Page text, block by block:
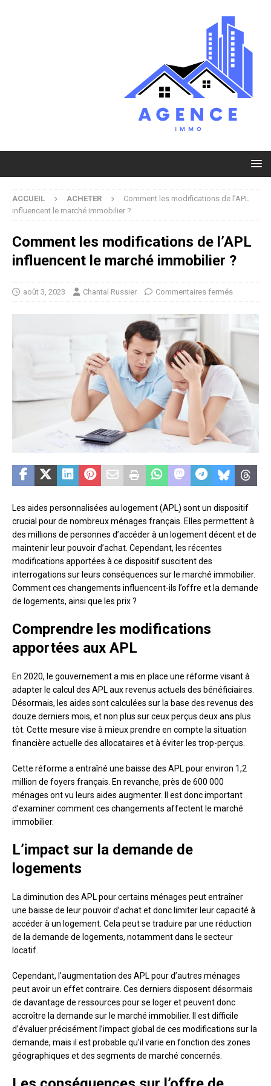
ACCUEIL ACHETER
Comment les modifications de l’APL
influencent le marché immobilier ?
Comment les modifications de l’APL
influencent le marché immobilier ?
août 3, 2023 Chantal Russier Commentaires fermés
Les aides personnalisées au logement (APL) sont un dispositif
crucial pour de nombreux ménages français. Elles permettent à
des millions de personnes d’accéder à un logement décent et de
maintenir leur pouvoir d’achat. Cependant, les récentes
modifications apportées à ce dispositif suscitent des
interrogations sur leurs conséquences sur le marché immobilier.
Comment ces changements influencent-ils l’offre et la demande
de logements, ainsi que les prix ?
Comprendre les modifications
apportées aux APL
En 2020, le gouvernement a mis en place une réforme visant à
adapter le calcul des APL aux revenus actuels des bénéficiaires.
Désormais, les aides sont calculées sur la base des revenus des
douze derniers mois, et non plus sur ceux perçus deux ans plus
tôt. Cette mesure vise à mieux prendre en compte la situation
financière actuelle des allocataires et à éviter les trop-perçus.
Cette réforme a entraîné une baisse des APL pour environ 1,2
million de foyers français. En revanche, près de 600 000
ménages ont vu leurs aides augmenter. Il est donc important
d’examiner comment ces changements affectent le marché
immobilier.
L’impact sur la demande de
logements
La diminution des APL pour certains ménages peut entraîner
une baisse de leur pouvoir d’achat et donc limiter leur capacité à
accéder à un logement. Cela peut se traduire par une réduction
de la demande de logements, notamment dans le secteur
locatif.
Cependant, l’augmentation des APL pour d’autres ménages
peut avoir un effet contraire. Ces derniers disposent désormais
de davantage de ressources pour se loger et peuvent donc
accroître la demande sur le marché immobilier. Il est difficile
d’évaluer précisément l’impact global de ces modifications sur la
demande, mais il est probable qu’il varie en fonction des zones
géographiques et des segments de marché concernés.